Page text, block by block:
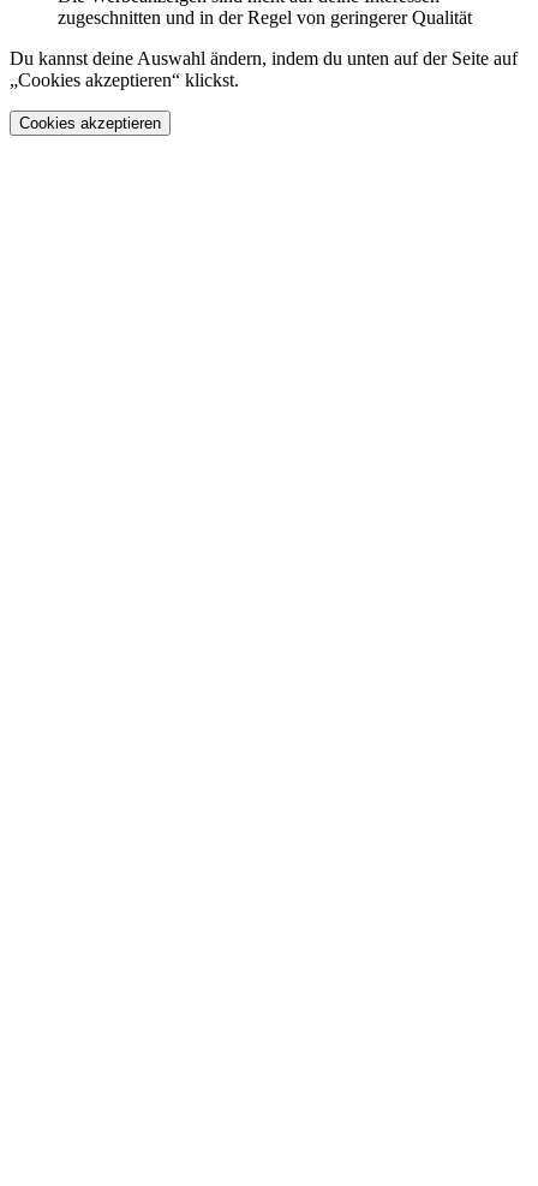
zugeschnitten und in der Regel von geringerer Qualität
Du kannst deine Auswahl ändern, indem du unten auf der Seite auf
„Cookies akzeptieren“ klickst.
Cookies akzeptieren